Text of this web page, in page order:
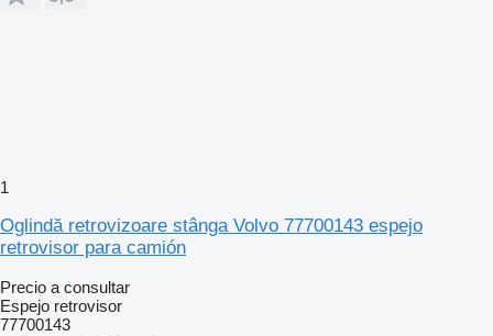
1
Oglindă retrovizoare stânga Volvo 77700143 espejo
retrovisor para camión
Precio a consultar
Espejo retrovisor
77700143